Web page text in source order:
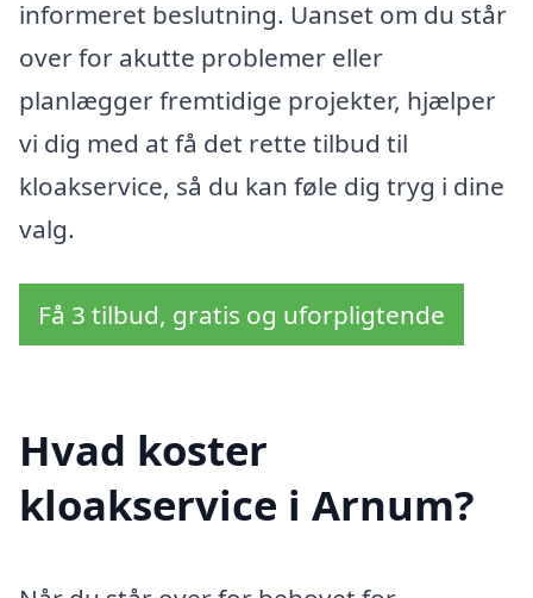
informeret beslutning. Uanset om du står
over for akutte problemer eller
planlægger fremtidige projekter, hjælper
vi dig med at få det rette tilbud til
kloakservice, så du kan føle dig tryg i dine
valg.
Få 3 tilbud, gratis og uforpligtende
Hvad koster
kloakservice i Arnum?